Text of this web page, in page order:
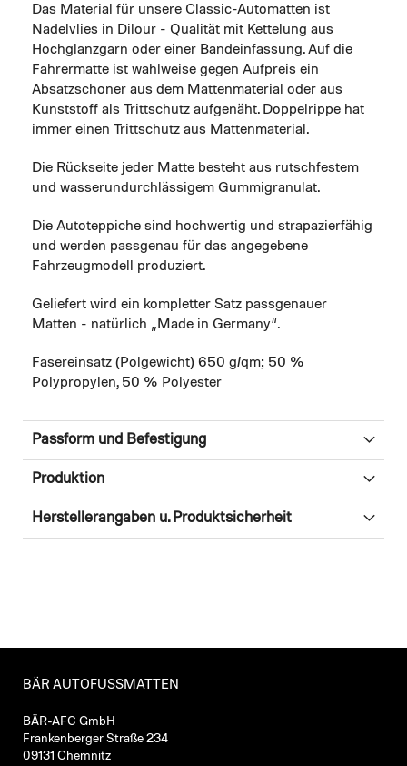
Das Material für unsere Classic-Automatten ist
Nadelvlies in Dilour - Qualität mit Kettelung aus
Hochglanzgarn oder einer Bandeinfassung. Auf die
Fahrermatte ist wahlweise gegen Aufpreis ein
Absatzschoner aus dem Mattenmaterial oder aus
Kunststoff als Trittschutz aufgenäht. Doppelrippe hat
immer einen Trittschutz aus Mattenmaterial.
Die Rückseite jeder Matte besteht aus rutschfestem
und wasserundurchlässigem Gummigranulat.
Die Autoteppiche sind hochwertig und strapazierfähig
und werden passgenau für das angegebene
Fahrzeugmodell produziert.
Geliefert wird ein kompletter Satz passgenauer
Matten - natürlich „Made in Germany“.
Fasereinsatz (Polgewicht) 650 g/qm; 50 %
Polypropylen, 50 % Polyester
Passform und Befestigung
Produktion
Herstellerangaben u. Produktsicherheit
BÄR AUTOFUSSMATTEN
BÄR-AFC GmbH
Frankenberger Straße 234
09131 Chemnitz